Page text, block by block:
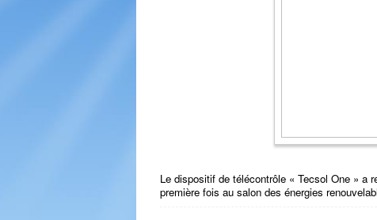
Le dispositif de télécontrôle « Tecsol One » a
première fois au salon des énergies